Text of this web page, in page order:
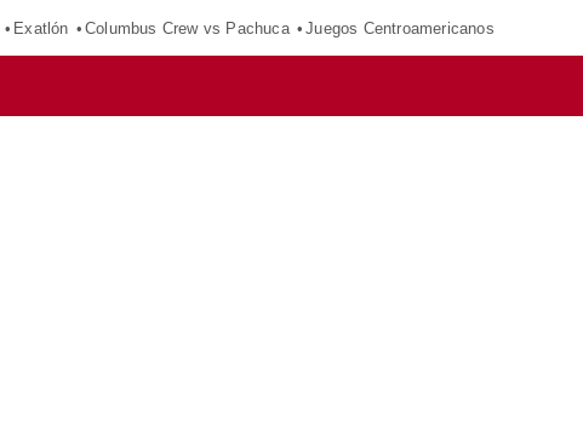
Exatlón Columbus Crew vs Pachuca Juegos Centroamericanos